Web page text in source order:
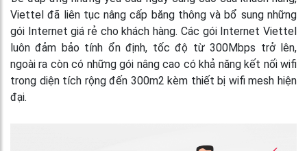
Viettel đã liên tục nâng cấp băng thông và bổ sung những
gói Internet giá rẻ cho khách hàng. Các gói Internet Viettel
luôn đảm bảo tính ổn định, tốc độ từ 300Mbps trở lên,
ngoài ra còn có những gói nâng cao có khả năng kết nối wifi
trong diện tích rộng đến 300m2 kèm thiết bị wifi mesh hiện
đại.